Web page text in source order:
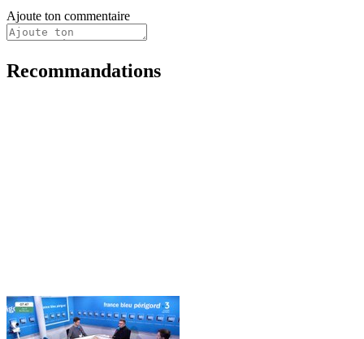
Ajoute ton commentaire
Recommandations